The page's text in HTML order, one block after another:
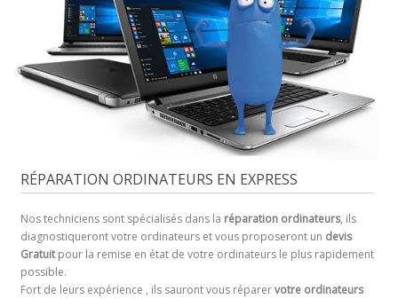
RÉPARATION ORDINATEURS EN EXPRESS
Nos techniciens sont spécialisés dans la réparation ordinateurs, ils
diagnostiqueront votre ordinateurs et vous proposeront un devis
Gratuitpour la remise en état de votre ordinateurs le plus rapidement
possible.
Fort de leurs expérience , ils sauront vous réparervotre ordinateurs